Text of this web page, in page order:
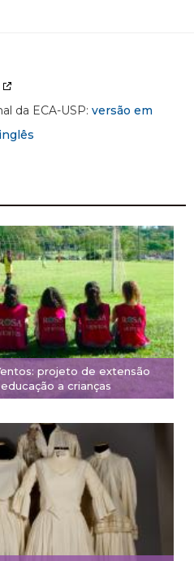
da ECA-USP: versão em
projeto de extensão
a crianças